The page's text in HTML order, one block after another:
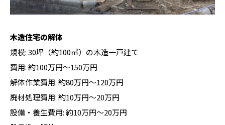
木造住宅の解体
規模: 30坪（約100㎡）の木造一戸建て
費用: 約100万円〜150万円
解体作業費用: 約80万円〜120万円
廃材処理費用: 約10万円〜20万円
設備・養生費用: 約10万円〜20万円